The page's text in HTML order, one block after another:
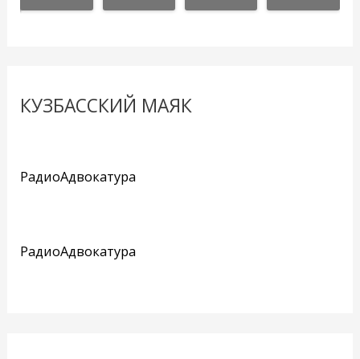
КУЗБАССКИЙ МАЯК
РадиоАдвокатура
РадиоАдвокатура